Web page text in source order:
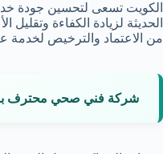
الكويت تسعى لتحسين جودة
الحديثة لزيادة الكفاءة
من الاعتماد والترخيص لخدمة
شركة فني صحي محترف